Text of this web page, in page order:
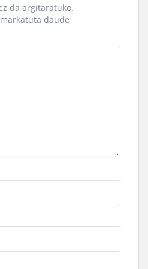
da argitaratuko.
markatuta daude